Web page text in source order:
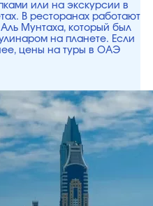
или на экскурсии в
В ресторанах работают
Мунтаха, который был
на планете. Если
цены на туры в ОАЭ